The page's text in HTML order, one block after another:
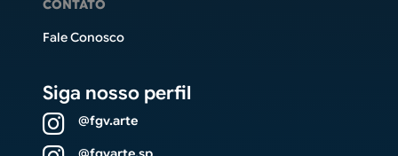
CONTATO
Fale Conosco
Siga nosso perfil
@fgv.arte